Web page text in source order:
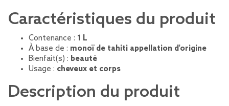
Caractéristiques du produit
Contenance : 1 L
À base de : monoï de tahiti appellation d'origine
Bienfait(s) : beauté
Usage : cheveux et corps
Description du produit